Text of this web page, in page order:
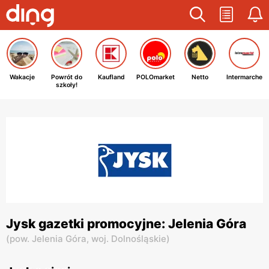
Wakacje
Powrót do
szkoły!
Kaufland POLOmarket Netto Intermarche
Jysk gazetki promocyjne: Jelenia Góra
(pow. Jelenia Góra, woj. Dolnośląskie)